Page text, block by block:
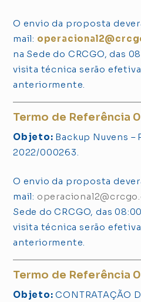
O envio da proposta
mail:
na Sede do CRCGO, das
visita técnica serão
anteriormente.
Termo de Referência
Objeto: Backup Nuvens –
2022/000263.
O envio da proposta
mail:
Sede do CRCGO, das
visita técnica serão
anteriormente.
Termo de Referência
Objeto: CONTRATAÇÃO